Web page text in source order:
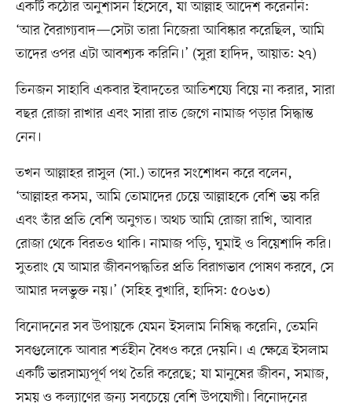
একটি কঠোর অনুশাসন হিসেবে, যা আল্লাহ আদেশ করেননি:
‘আর বৈরাগ্যবাদ—সেটা তারা নিজেরা আবিষ্কার করেছিল, আমি
তাদের ওপর এটা আবশ্যক করিনি।’ (সুরা হাদিদ, আয়াত: ২৭)
তিনজন সাহাবি একবার ইবাদতের আতিশয্যে বিয়ে না করার, সারা
বছর রোজা রাখার এবং সারা রাত জেগে নামাজ পড়ার সিদ্ধান্ত
নেন।
তখন আল্লাহর রাসুল (সা.) তাদের সংশোধন করে বলেন,
‘আল্লাহর কসম, আমি তোমাদের চেয়ে আল্লাহকে বেশি ভয় করি
এবং তাঁর প্রতি বেশি অনুগত। অথচ আমি রোজা রাখি, আবার
রোজা থেকে বিরতও থাকি। নামাজ পড়ি, ঘুমাই ও বিয়েশাদি করি।
সুতরাং যে আমার জীবনপদ্ধতির প্রতি বিরাগভাব পোষণ করবে, সে
আমার দলভুক্ত নয়।’ (সহিহ বুখারি, হাদিস: ৫০৬৩)
বিনোদনের সব উপায়কে যেমন ইসলাম নিষিদ্ধ করেনি, তেমনি
সবগুলোকে আবার শর্তহীন বৈধও করে দেয়নি। এ ক্ষেত্রে ইসলাম
একটি ভারসাম্যপূর্ণ পথ তৈরি করেছে; যা মানুষের জীবন, সমাজ,
সময় ও কল্যাণের জন্য সবচেয়ে বেশি উপযোগী। বিনোদনের